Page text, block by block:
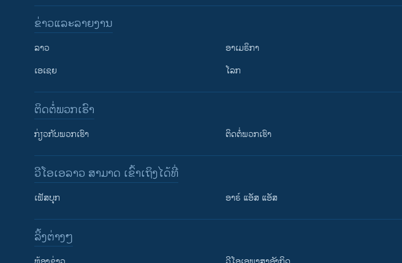
ຕິດຕາມພວກເຮົາ ທີ່
ຂ່າວແລະລາຍງານ
ລາວ
ເອເຊຍ
ອາເມຣິກາ
ໂລກ
ຕິດຕໍ່ພວກເຮົາ
ກ່ຽວກັບພວກເຮົາ ຕິດຕໍ່ພວກເຮົາ
ວີໂອເອລາວ ສາມາດ ເຂົ້າເຖິງໄດ້ທີ່
ເຟັສບຸກ ອາຣ໌ ແອັສ ແອັສ
​ລິ້ງ​ຕ່າງໆ